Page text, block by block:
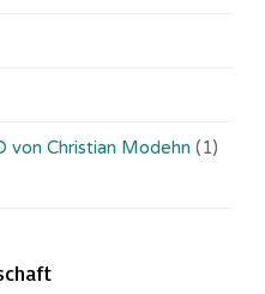
von Christian Modehn (1)